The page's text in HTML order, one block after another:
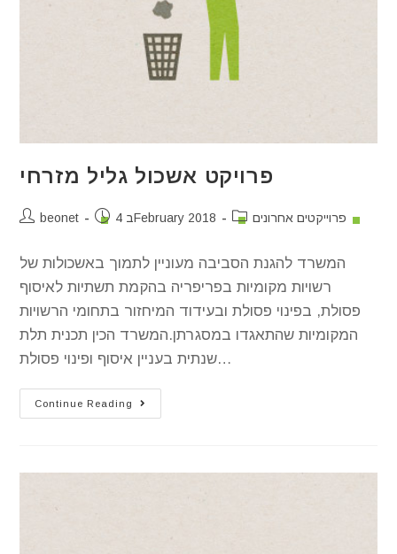
פרויקט אשכול גליל מזרחי
beonet 4 בFebruary 2018 פרוייקטים אחרונים
המשרד להגנת הסביבה מעוניין לתמוך באשכולות של
רשויות מקומיות בפריפריה בהקמת תשתיות לאיסוף
פסולת, בפינוי פסולת ובעידוד המיחזור בתחומי הרשויות
המקומיות שהתאגדו במסגרתן.המשרד הכין תכנית תלת
שנתית בעניין איסוף ופינוי פסולת…
Continue Reading